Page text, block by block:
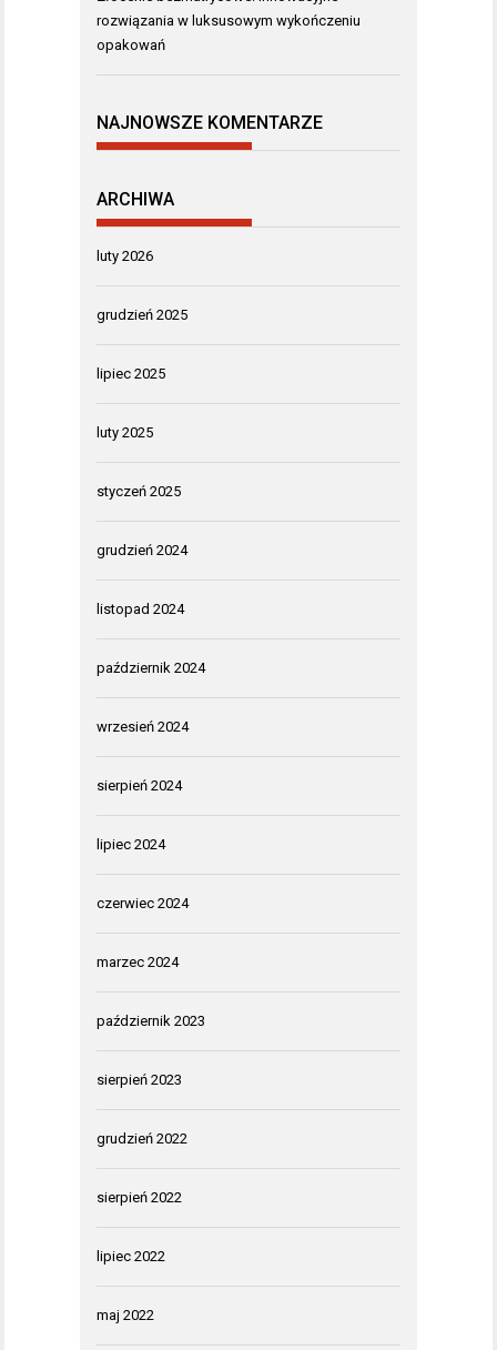
rozwiązania w luksusowym wykończeniu
opakowań
NAJNOWSZE KOMENTARZE
ARCHIWA
luty 2026
grudzień 2025
lipiec 2025
luty 2025
styczeń 2025
grudzień 2024
listopad 2024
październik 2024
wrzesień 2024
sierpień 2024
lipiec 2024
czerwiec 2024
marzec 2024
październik 2023
sierpień 2023
grudzień 2022
sierpień 2022
lipiec 2022
maj 2022